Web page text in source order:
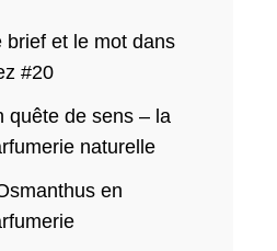
brief et le mot dans
#20
quête de sens – la
naturelle
en